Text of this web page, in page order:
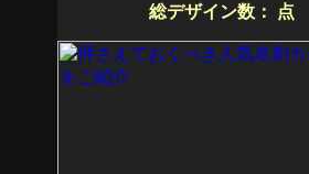
総デザイン数： 点